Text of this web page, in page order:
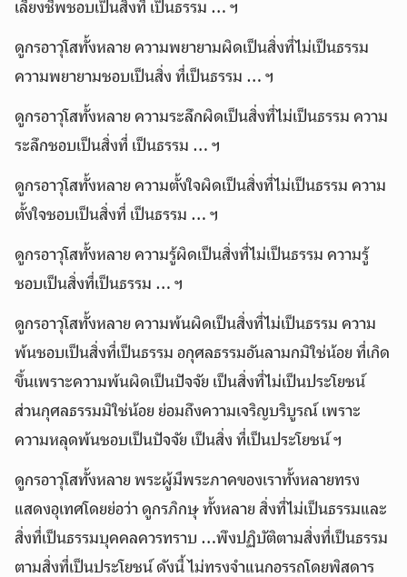
เลี้ยงชีพชอบเป็นสิ่งที่ เป็นธรรม … ฯ
ดูกรอาวุโสทั้งหลาย ความพยายามผิดเป็นสิ่งที่ไม่เป็นธรรม
ความพยายามชอบเป็นสิ่ง ที่เป็นธรรม … ฯ
ดูกรอาวุโสทั้งหลาย ความระลึกผิดเป็นสิ่งที่ไม่เป็นธรรม ความ
ระลึกชอบเป็นสิ่งที่ เป็นธรรม … ฯ
ดูกรอาวุโสทั้งหลาย ความตั้งใจผิดเป็นสิ่งที่ไม่เป็นธรรม ความ
ตั้งใจชอบเป็นสิ่งที่ เป็นธรรม … ฯ
ดูกรอาวุโสทั้งหลาย ความรู้ผิดเป็นสิ่งที่ไม่เป็นธรรม ความรู้
ชอบเป็นสิ่งที่เป็นธรรม … ฯ
ดูกรอาวุโสทั้งหลาย ความพ้นผิดเป็นสิ่งที่ไม่เป็นธรรม ความ
พ้นชอบเป็นสิ่งที่เป็นธรรม อกุศลธรรมอันลามกมิใช่น้อย ที่เกิด
ขึ้นเพราะความพ้นผิดเป็นปัจจัย เป็นสิ่งที่ไม่เป็นประโยชน์
ส่วนกุศลธรรมมิใช่น้อย ย่อมถึงความเจริญบริบูรณ์ เพราะ
ความหลุดพ้นชอบเป็นปัจจัย เป็นสิ่ง ที่เป็นประโยชน์ ฯ
ดูกรอาวุโสทั้งหลาย พระผู้มีพระภาคของเราทั้งหลายทรง
แสดงอุเทศโดยย่อว่า ดูกรภิกษุ ทั้งหลาย สิ่งที่ไม่เป็นธรรมและ
สิ่งที่เป็นธรรมบุคคลควรทราบ …พึงปฏิบัติตามสิ่งที่เป็นธรรม
ตามสิ่งที่เป็นประโยชน์ ดังนี้ ไม่ทรงจำแนกอรรถโดยพิสดาร